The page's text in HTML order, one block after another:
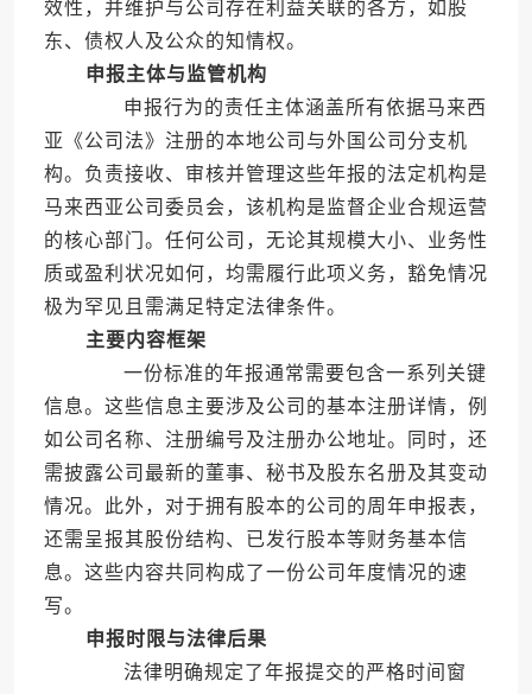
效性，并维护与公司存在利益关联的各方，如股
东、债权人及公众的知情权。
申报主体与监管机构
申报行为的责任主体涵盖所有依据马来西
亚《公司法》注册的本地公司与外国公司分支机
构。负责接收、审核并管理这些年报的法定机构是
马来西亚公司委员会，该机构是监督企业合规运营
的核心部门。任何公司，无论其规模大小、业务性
质或盈利状况如何，均需履行此项义务，豁免情况
极为罕见且需满足特定法律条件。
主要内容框架
一份标准的年报通常需要包含一系列关键
信息。这些信息主要涉及公司的基本注册详情，例
如公司名称、注册编号及注册办公地址。同时，还
需披露公司最新的董事、秘书及股东名册及其变动
情况。此外，对于拥有股本的公司的周年申报表，
还需呈报其股份结构、已发行股本等财务基本信
息。这些内容共同构成了一份公司年度情况的速
写。
申报时限与法律后果
法律明确规定了年报提交的严格时间窗